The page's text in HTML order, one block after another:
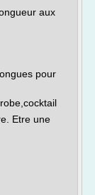
aux
pour
Etre une